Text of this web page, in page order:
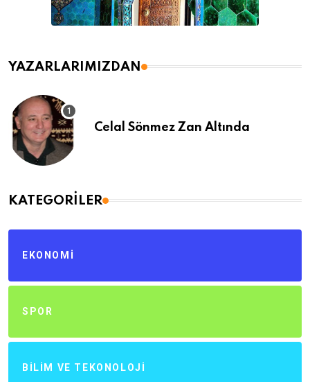
YAZARLARIMIZDAN
Celal Sönmez Zan Altında
KATEGORILER
EKONOMI
SPOR
BILIM VE TEKONOLOJI